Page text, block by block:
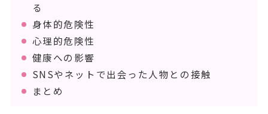
る
身体的危険性
心理的危険性
健康への影響
SNSやネットで出会った人物との接触
まとめ